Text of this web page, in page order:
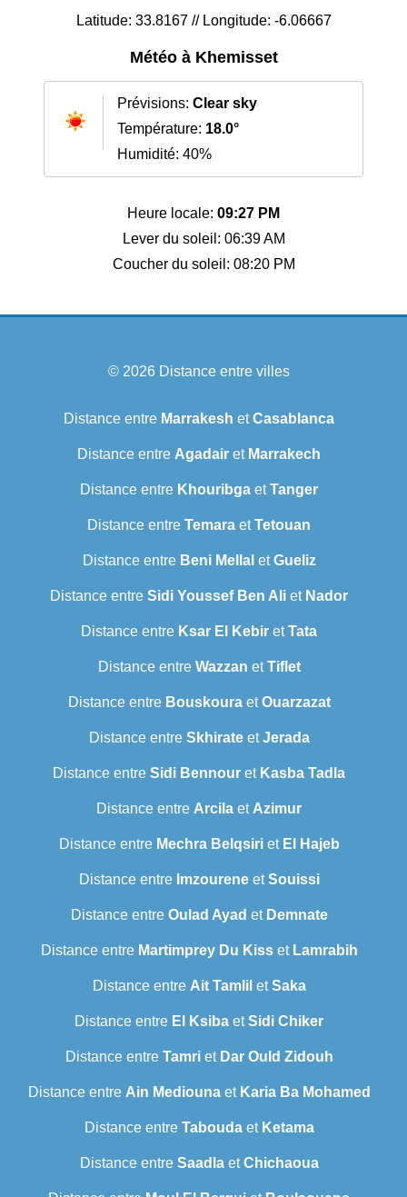
Latitude: 33.8167 // Longitude: -6.06667
Météo à Khemisset
Prévisions: Clear sky
Température: 18.0°
Humidité: 40%
Heure locale: 09:27 PM
Lever du soleil: 06:39 AM
Coucher du soleil: 08:20 PM
© 2026 Distance entre villes
Distance entre Marrakesh etCasablanca
Distance entre Agadair et Marrakech
Distance entre Khouribga etTanger
Distance entre Temara etTetouan
Distance entre Beni Mellal etGueliz
Distance entre Sidi Youssef Ben Ali et Nador
Distance entre Ksar El Kebir etTata
Distance entre Wazzan etTiflet
Distance entre BouskouraetOuarzazat
Distance entre SkhirateetJerada
Distance entre Sidi Bennour et Kasba Tadla
Distance entre Arcila et Azimur
Distance entre Mechra Belqsiriet El Hajeb
Distance entre ImzoureneetSouissi
Distance entre Oulad Ayad et Demnate
Distance entre Martimprey Du Kisset Lamrabih
Distance entre Ait Tamlil etSaka
Distance entre El Ksiba etSidi Chiker
Distance entre Tamriet Dar Ould Zidouh
Distance entre Ain Mediounaet Karia Ba Mohamed
Distance entre Taboudaet Ketama
Distance entre SaadlaetChichaoua